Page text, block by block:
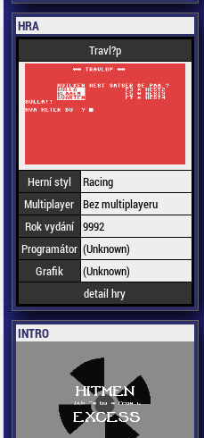
HRA
Travl?p
Herní styl
Racing
Multiplayer Bez multiplayeru
Rok vydání 9992
Programátor (Unknown)
Grafik
(Unknown)
detail hry
INTRO